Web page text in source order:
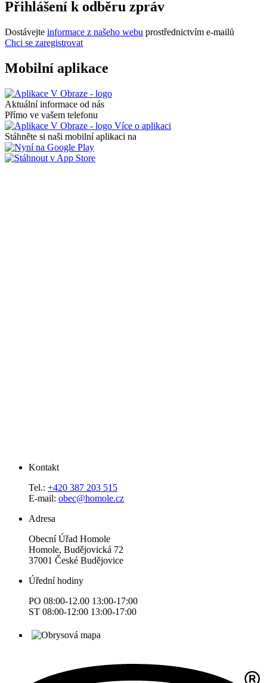
Přihlášení k odběru zpráv
Dostávejte informace z našeho webu prostřednictvím e-mailů
Chci se zaregistrovat
Mobilní aplikace
Aktuální informace od nás
Přímo ve vašem telefonu
Více o aplikaci
Stáhněte si naši mobilní aplikaci na
Kontakt
Tel.: +420 387 203 515
E-mail: obec@homole.cz
Adresa
Obecní Úřad Homole
Homole, Budějovická 72
37001 České Budějovice
Úřední hodiny
PO 08:00-12.00 13:00-17:00
ST 08:00-12:00 13:00-17:00